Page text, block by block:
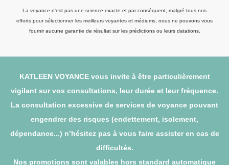
La voyance n'est pas une science exacte et par conséquent, malgré tous nos
efforts pour sélectionner les meilleurs voyantes et médiums, nous ne pouvons vous
fournir aucune garantie de résultat sur les prédictions ou leurs datations.
KATLEEN VOYANCE vous invite à être particulièrement
vigilant sur vos consultations, leur durée et leur fréquence.
La consultation excessive de services de voyance pouvant
engendrer des risques (endettement, isolement,
dépendance...) n’hésitez pas à vous faire assister en cas de
difficultés.
Nos promotions sont valables hors standard automatique